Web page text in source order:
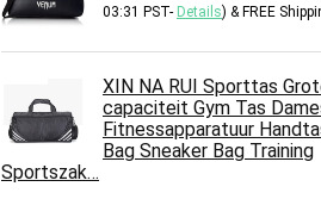
03:31 PST- Details) & FREE
XIN NA RUI Sporttas
capaciteit Gym Tas
Fitnessapparatuur
Bag Sneaker Bag Training
Sportszak…